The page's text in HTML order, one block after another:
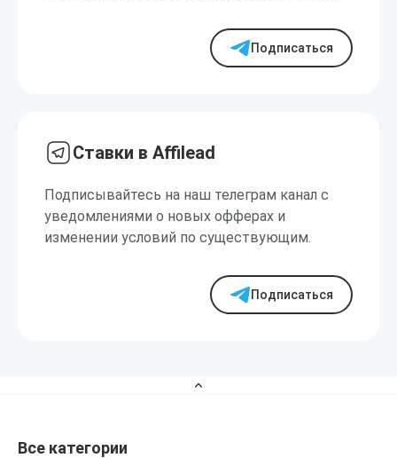
Подписаться
Ставки в Affilead
Подписывайтесь на наш телеграм канал с
уведомлениями о новых офферах и
изменении условий по существующим.
Подписаться
Все категории